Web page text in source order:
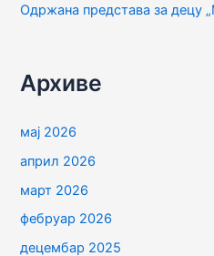
Одржана представа за децу
Архиве
мај 2026
април 2026
март 2026
фебруар 2026
децембар 2025